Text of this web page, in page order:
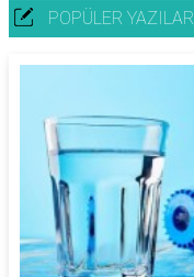
POPÜLER YAZILAR